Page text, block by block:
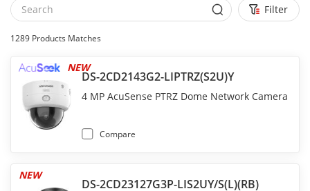
Filter
1289 Products Matches
DS-2CD2143G2-LIPTRZ(S2U)Y
NEW
4 MP AcuSense PTRZ Dome Network Camera
Compare
DS-2CD23127G3P-LIS2UY/S(L)(RB)
NEW